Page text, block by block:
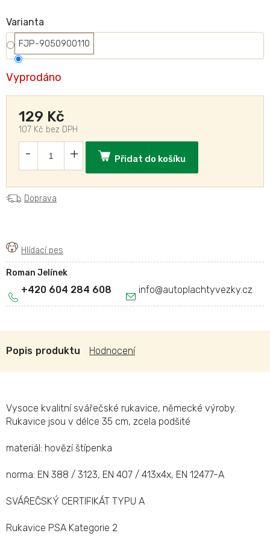
Vyprodáno
Varianta
FJP-9050900110
129 Kč
107 Kč bez DPH
Přidat do košíku
Roman Jelínek
info@autoplachtyvezky.cz
+420 604 284 608
Doprava
Popis Hodnocení
Vysoce kvalitní svářečské rukavice, německé výroby.
Rukavice jsou v délce 35 cm, zcela podšité
materiál: hovězí štípenka
norma: EN 388 / 3123, EN 407 / 413x4x, EN 12477-A
SVÁŘEČSKÝ CERTIFIKÁT TYPU A
Rukavice PSA Kategorie 2